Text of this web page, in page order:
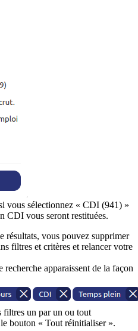
vous sélectionnez « CDI (941) »
CDI vous seront restituées.
résultats, vous pouvez supprimer
filtres et critères et relancer votre
apparaissent de la façon
filtres un par un ou tout
bouton « Tout réinitialiser ».